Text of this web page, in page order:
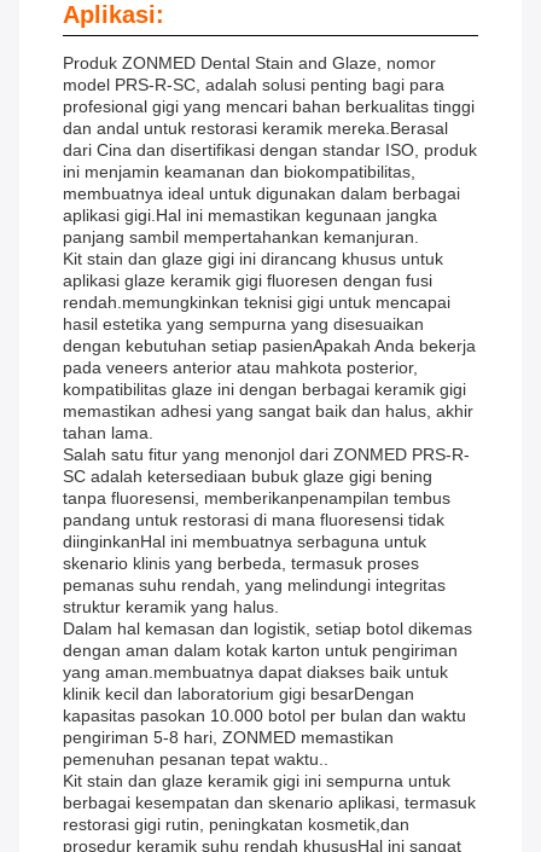
Aplikasi:
Produk ZONMED Dental Stain and Glaze, nomor
model PRS-R-SC, adalah solusi penting bagi para
profesional gigi yang mencari bahan berkualitas tinggi
dan andal untuk restorasi keramik mereka.Berasal
dari Cina dan disertifikasi dengan standar ISO, produk
ini menjamin keamanan dan biokompatibilitas,
membuatnya ideal untuk digunakan dalam berbagai
aplikasi gigi.Hal ini memastikan kegunaan jangka
panjang sambil mempertahankan kemanjuran.
Kit stain dan glaze gigi ini dirancang khusus untuk
aplikasi glaze keramik gigi fluoresen dengan fusi
rendah.memungkinkan teknisi gigi untuk mencapai
hasil estetika yang sempurna yang disesuaikan
dengan kebutuhan setiap pasienApakah Anda bekerja
pada veneers anterior atau mahkota posterior,
kompatibilitas glaze ini dengan berbagai keramik gigi
memastikan adhesi yang sangat baik dan halus, akhir
tahan lama.
Salah satu fitur yang menonjol dari ZONMED PRS-R-
SC adalah ketersediaan bubuk glaze gigi bening
tanpa fluoresensi, memberikanpenampilan tembus
pandang untuk restorasi di mana fluoresensi tidak
diinginkanHal ini membuatnya serbaguna untuk
skenario klinis yang berbeda, termasuk proses
pemanas suhu rendah, yang melindungi integritas
struktur keramik yang halus.
Dalam hal kemasan dan logistik, setiap botol dikemas
dengan aman dalam kotak karton untuk pengiriman
yang aman.membuatnya dapat diakses baik untuk
klinik kecil dan laboratorium gigi besarDengan
kapasitas pasokan 10.000 botol per bulan dan waktu
pengiriman 5-8 hari, ZONMED memastikan
pemenuhan pesanan tepat waktu..
Kit stain dan glaze keramik gigi ini sempurna untuk
berbagai kesempatan dan skenario aplikasi, termasuk
restorasi gigi rutin, peningkatan kosmetik,dan
prosedur keramik suhu rendah khususHal ini sangat